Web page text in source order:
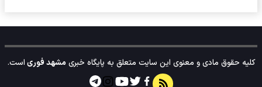
کلیه حقوق مادی و معنوی این سایت متعلق به پایگاه خبریمشهد فوریاست.